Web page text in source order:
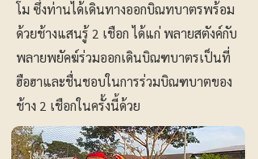
โม ซึ่งท่านได้เดินทางออกบิณทบาตรพร้อม
ด้วยช้างแสนรู้ 2 เชือก ได้แก่ พลายสตังค์กับ
พลายพยัคฆ์ร่วมออกเดินบิณฑบาตรเป็นที่
ฮือฮาและชื่นชอบในการร่วมบิณฑบาตของ
ช้าง 2 เชือกในครั้งนี้ด้วย